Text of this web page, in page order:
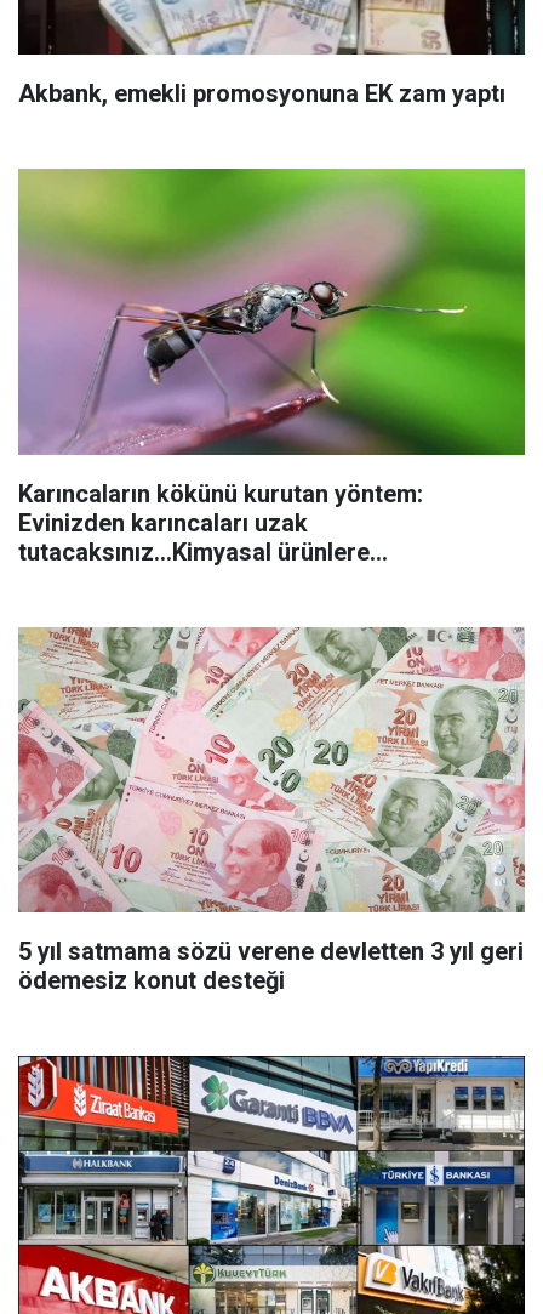
Akbank, emekli promosyonuna EK zam yaptı
Karıncaların kökünü kurutan yöntem:
Evinizden karıncaları uzak
tutacaksınız...Kimyasal ürünlere
5 yıl satmama sözü verene devletten 3 yıl geri
ödemesiz konut desteği